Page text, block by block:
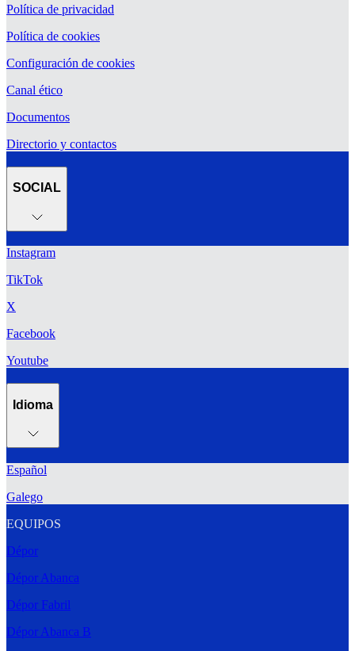
Política de privacidad
Política de cookies
Configuración de cookies
Canal ético
Documentos
Directorio y contactos
SOCIAL
Instagram
TikTok
X
Facebook
Youtube
Idioma
Español
Galego
EQUIPOS
Dépor
Dépor Abanca
Dépor Fabril
Dépor Abanca B